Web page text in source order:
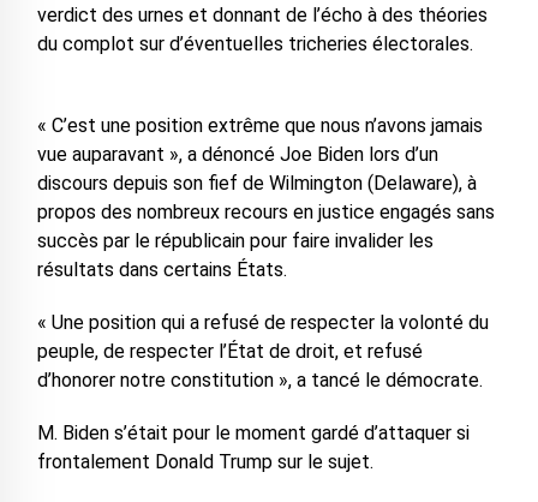
verdict des urnes et donnant de l’écho à des théories
du complot sur d’éventuelles tricheries électorales.
« C’est une position extrême que nous n’avons jamais
vue auparavant », a dénoncé Joe Biden lors d’un
discours depuis son fief de Wilmington (Delaware), à
propos des nombreux recours en justice engagés sans
succès par le républicain pour faire invalider les
résultats dans certains États.
« Une position qui a refusé de respecter la volonté du
peuple, de respecter l’État de droit, et refusé
d’honorer notre constitution », a tancé le démocrate.
M. Biden s’était pour le moment gardé d’attaquer si
frontalement Donald Trump sur le sujet.